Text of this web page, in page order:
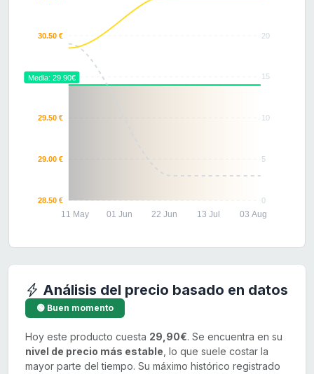
20
15
10
5
0
30.50 €
30.00 €
29.50 €
29.00 €
28.50 €
11 May 01 Jun 22 Jun 13 Jul 03 Aug
Media: 29.90€
Análisis del precio basado en datos
🟢 Buen momento
Hoy este producto cuesta 29,90€. Se encuentra en su
nivel de precio más estable , lo que suele costar la
mayor parte del tiempo. Su máximo histórico registrado